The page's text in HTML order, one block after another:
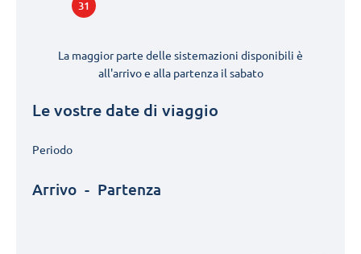
La maggior parte delle sistemazioni disponibili è
all'arrivo e alla partenza il sabato
Le vostre date di viaggio
Periodo
Arrivo - Partenza
31